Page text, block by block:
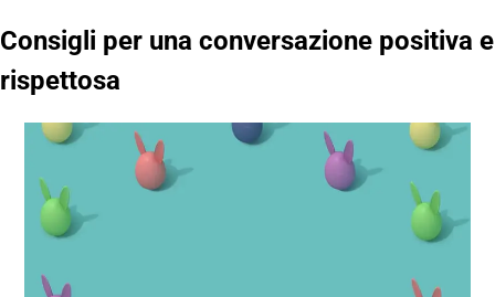
Consigli per una conversazione positiva e
rispettosa